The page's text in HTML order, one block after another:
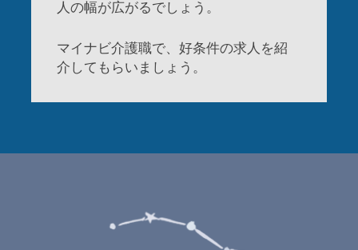
人の幅が広がるでしょう。
マイナビ介護職で、好条件の求人を紹
介してもらいましょう。